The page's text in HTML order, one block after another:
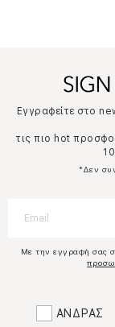
Εγγραφείτε στο
τις πιο hot
*Δεν
Με την εγγραφή σας
ΑΝΔΡΑΣ